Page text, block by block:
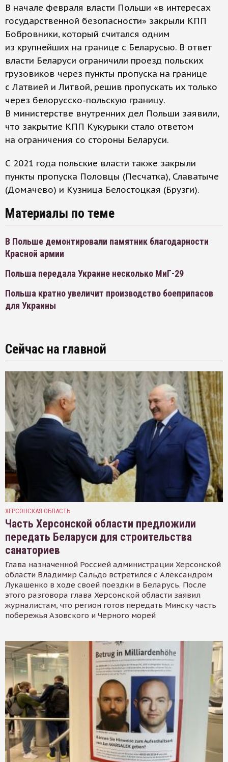
В начале февраля власти Польши «в интересах
государственной безопасности» закрыли КПП
Бобровники, который считался одним
из крупнейших на границе с Беларусью. В ответ
власти Беларуси ограничили проезд польских
грузовиков через пункты пропуска на границе
с Латвией и Литвой, решив пропускать их только
через белорусско-польскую границу.
В министерстве внутренних дел Польши заявили,
что закрытие КПП Кукурыки стало ответом
на ограничения со стороны Беларуси.
С 2021 года польские власти также закрыли
пункты пропуска Половцы (Песчатка), Славатыче
(Домачево) и Кузница Белостоцкая (Брузги).
Материалы по теме
В Польше демонтировали памятник благодарности
Красной армии
Польша передала Украине несколько МиГ-29
Польша кратно увеличит производство боеприпасов
для Украины
Сейчас на главной
ХЕРСОНСКАЯ ОБЛАСТЬ
Часть Херсонской области предложили
передать Беларуси для строительства
санаториев
Глава назначенной Россией администрации Херсонской
области Владимир Сальдо встретился с Александром
Лукашенко в ходе своей поездки в Беларусь. После
этого разговора глава Херсонской области заявил
журналистам, что регион готов передать Минску часть
побережья Азовского и Черного морей